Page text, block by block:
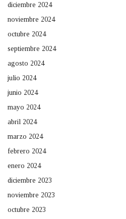
diciembre 2024
noviembre 2024
octubre 2024
septiembre 2024
agosto 2024
julio 2024
junio 2024
mayo 2024
abril 2024
marzo 2024
febrero 2024
enero 2024
diciembre 2023
noviembre 2023
octubre 2023